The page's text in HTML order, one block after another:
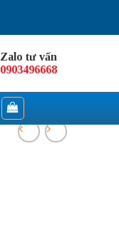
Zalo tư vấn
0903496668